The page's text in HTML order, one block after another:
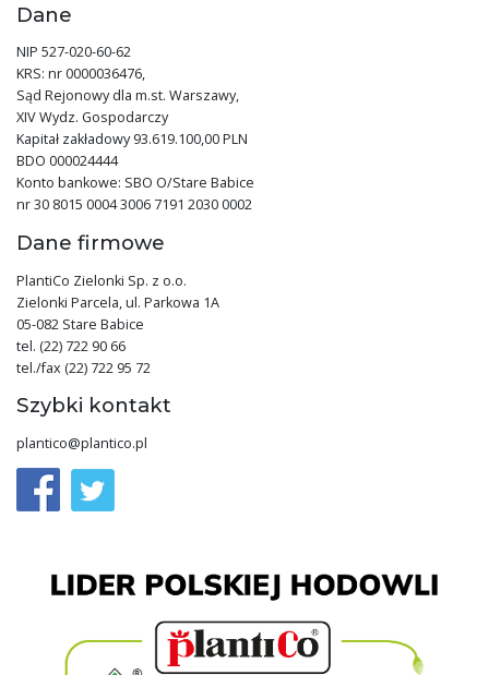
Dane
NIP 527-020-60-62
KRS: nr 0000036476,
Sąd Rejonowy dla m.st. Warszawy,
XIV Wydz. Gospodarczy
Kapitał zakładowy 93.619.100,00 PLN
BDO 000024444
Konto bankowe: SBO O/Stare Babice
nr 30 8015 0004 3006 7191 2030 0002
Dane firmowe
PlantiCo Zielonki Sp. z o.o.
Zielonki Parcela, ul. Parkowa 1A
05-082 Stare Babice
tel. (22) 722 90 66
tel./fax (22) 722 95 72
Szybki kontakt
plantico@plantico.pl